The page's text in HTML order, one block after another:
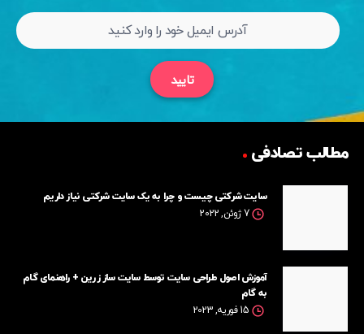
تایید
مطالب تصادفی
سایت شرکتی چیست و چرا به یک سایت شرکتی نیاز داریم
7 ژوئن, 2022
آموزش اصول طراحی سایت توسط سایت ساز زرین + راهنمای گام
به گام
15 فوریه, 2023